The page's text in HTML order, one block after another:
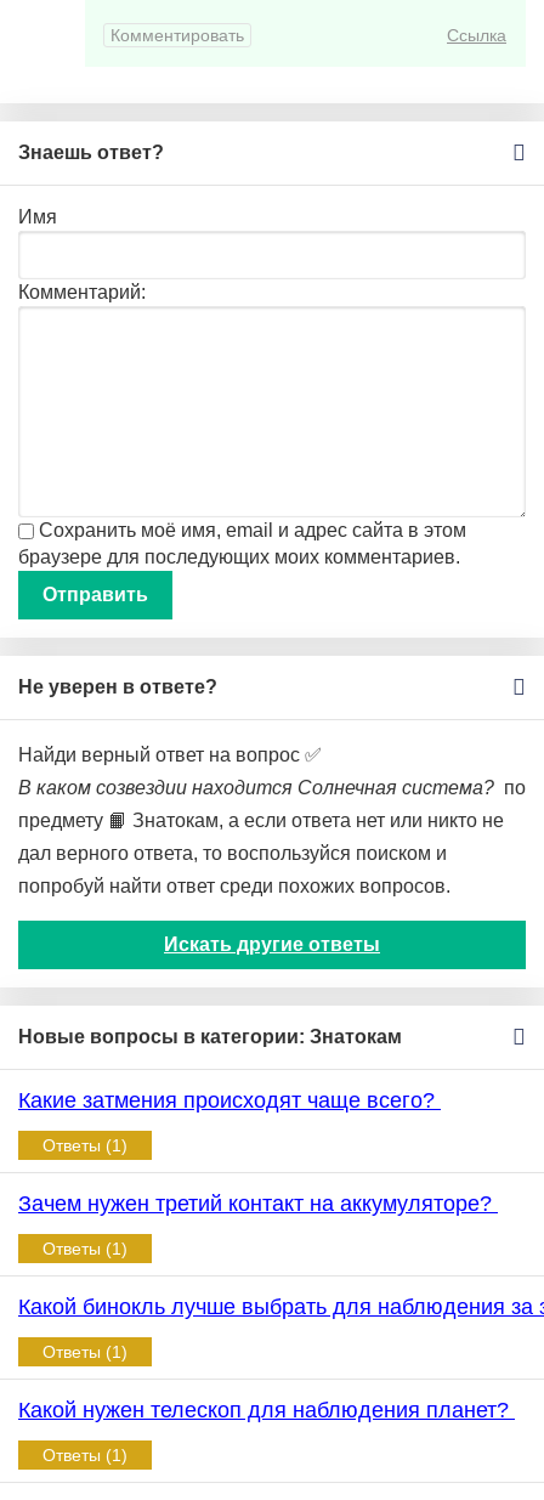
Комментировать Ссылка
Знаешь ответ?
Имя
Комментарий:
Сохранить моё имя, email и адрес сайта в этом
браузере для последующих моих комментариев.
Не уверен в ответе?
Найди верный ответ на вопрос ✅
В каком созвездии находится Солнечная система? по
предмету 📙 Знатокам, а если ответа нет или никто не
дал верного ответа, то воспользуйся поиском и
попробуй найти ответ среди похожих вопросов.
Искать другие ответы
Новые вопросы в категории: Знатокам
Какие затмения происходят чаще всего?
Ответы (1)
Зачем нужен третий контакт на аккумуляторе?
Ответы (1)
Какой бинокль лучше выбрать для наблюдения за
Ответы (1)
Какой нужен телескоп для наблюдения планет?
Ответы (1)